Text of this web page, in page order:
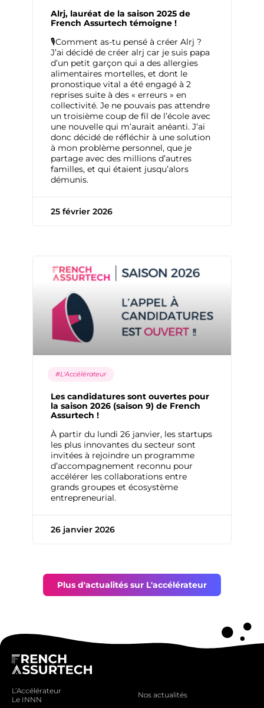
Alrj, lauréat de la saison 2025 de
French Assurtech témoigne !
🎙Comment as-tu pensé à créer Alrj ?
J’ai décidé de créer alrj car je suis papa
d’un petit garçon qui a des allergies
alimentaires mortelles, et dont le
pronostique vital a été engagé à 2
reprises suite à des « erreurs » en
collectivité. Je ne pouvais pas attendre
un troisième coup de fil de l’école avec
une nouvelle qui m’aurait anéanti. J’ai
donc décidé de réfléchir à une solution
à mon problème personnel, que je
partage avec des millions d’autres
familles, et qui étaient jusqu’alors
démunis.
25 février 2026
#L'Accélérateur
Les candidatures sont ouvertes pour
la saison 2026 (saison 9) de French
Assurtech !
À partir du lundi 26 janvier, les startups
les plus innovantes du secteur sont
invitées à rejoindre un programme
d’accompagnement reconnu pour
accélérer les collaborations entre
grands groupes et écosystème
entrepreneurial.
26 janvier 2026
Plus d'actualités sur L'accélérateur
L’Accélérateur
Le INNN
Nos actualités